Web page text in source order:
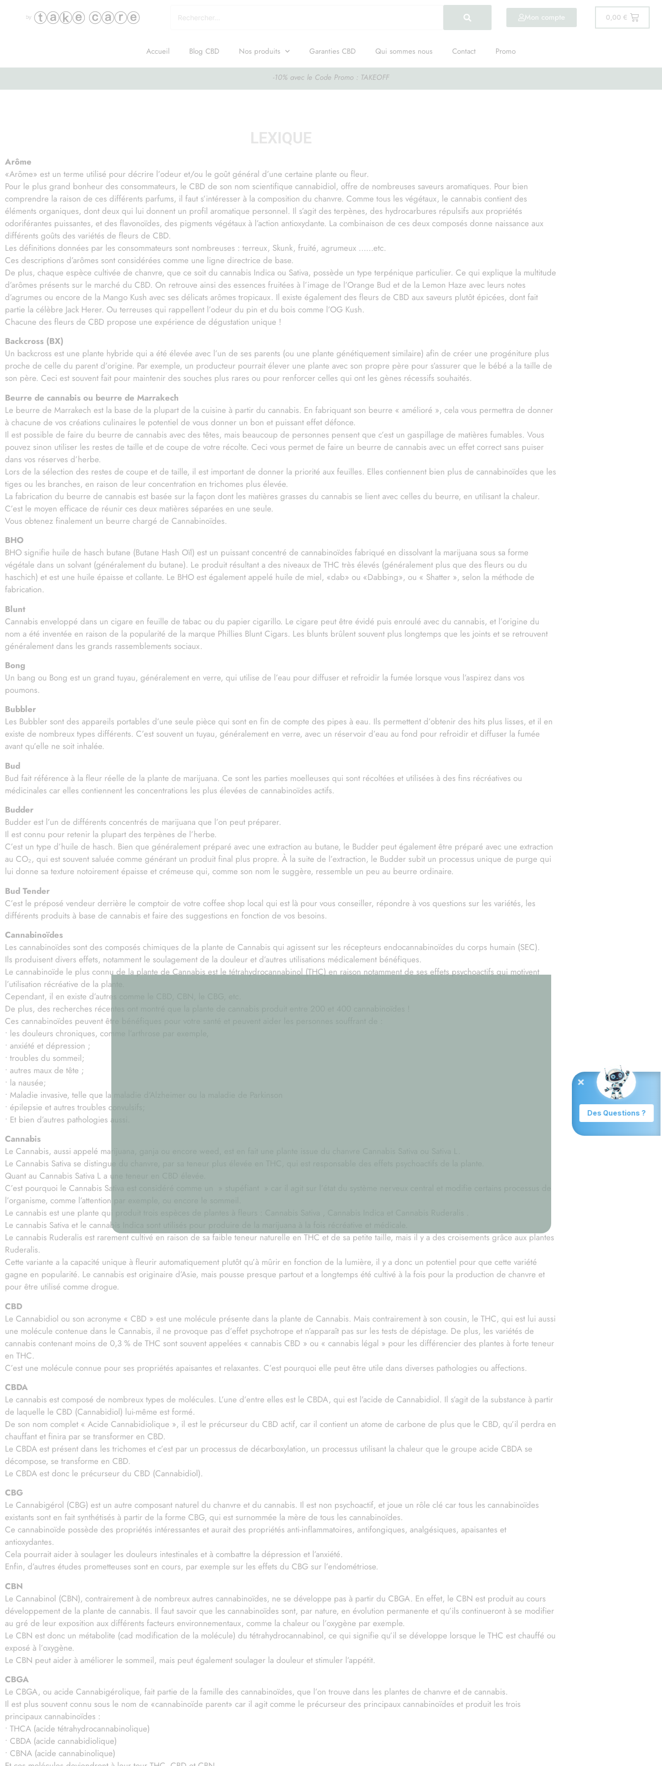
Mon compte 0,00 €
Accueil Blog CBD Nos produits Garanties CBD Qui sommes nous Contact Promo
-10% avec le Code Promo : TAKEOFF
LEXIQUE
Arôme
«Arôme» est un terme utilisé pour décrire l’odeur et/ou le goût général d’une certaine plante ou fleur.
Pour le plus grand bonheur des consommateurs, le CBD de son nom scientifique cannabidiol, offre de nombreuses saveurs aromatiques. Pour bien
comprendre la raison de ces différents parfums, il faut s’intéresser à la composition du chanvre. Comme tous les végétaux, le cannabis contient des
éléments organiques, dont deux qui lui donnent un profil aromatique personnel. Il s’agit des terpènes, des hydrocarbures répulsifs aux propriétés
odoriférantes puissantes, et des flavonoïdes, des pigments végétaux à l’action antioxydante. La combinaison de ces deux composés donne naissance aux
différents goûts des variétés de fleurs de CBD.
Les définitions données par les consommateurs sont nombreuses : terreux, Skunk, fruité, agrumeux ……etc.
Ces descriptions d’arômes sont considérées comme une ligne directrice de base.
De plus, chaque espèce cultivée de chanvre, que ce soit du cannabis Indica ou Sativa, possède un type terpénique particulier. Ce qui explique la multitude
d’arômes présents sur le marché du CBD. On retrouve ainsi des essences fruitées à l’image de l’Orange Bud et de la Lemon Haze avec leurs notes
d’agrumes ou encore de la Mango Kush avec ses délicats arômes tropicaux. Il existe également des fleurs de CBD aux saveurs plutôt épicées, dont fait
partie la célèbre Jack Herer. Ou terreuses qui rappellent l’odeur du pin et du bois comme l’OG Kush.
Chacune des fleurs de CBD propose une expérience de dégustation unique !
Backcross (BX)
Un backcross est une plante hybride qui a été élevée avec l’un de ses parents (ou une plante génétiquement similaire) afin de créer une progéniture plus
proche de celle du parent d’origine. Par exemple, un producteur pourrait élever une plante avec son propre père pour s’assurer que le bébé a la taille de
son père. Ceci est souvent fait pour maintenir des souches plus rares ou pour renforcer celles qui ont les gènes récessifs souhaités.
Beurre de cannabis ou beurre de Marrakech
Le beurre de Marrakech est la base de la plupart de la cuisine à partir du cannabis. En fabriquant son beurre « amélioré », cela vous permettra de donner
à chacune de vos créations culinaires le potentiel de vous donner un bon et puissant effet défonce.
Il est possible de faire du beurre de cannabis avec des têtes, mais beaucoup de personnes pensent que c’est un gaspillage de matières fumables. Vous
pouvez sinon utiliser les restes de taille et de coupe de votre récolte. Ceci vous permet de faire un beurre de cannabis avec un effet correct sans puiser
dans vos réserves d’herbe.
Lors de la sélection des restes de coupe et de taille, il est important de donner la priorité aux feuilles. Elles contiennent bien plus de cannabinoïdes que les
tiges ou les branches, en raison de leur concentration en trichomes plus élevée.
La fabrication du beurre de cannabis est basée sur la façon dont les matières grasses du cannabis se lient avec celles du beurre, en utilisant la chaleur.
C’est le moyen efficace de réunir ces deux matières séparées en une seule.
Vous obtenez finalement un beurre chargé de Cannabinoïdes.
BHO
BHO signifie huile de hasch butane (Butane Hash Oïl) est un puissant concentré de cannabinoïdes fabriqué en dissolvant la marijuana sous sa forme
végétale dans un solvant (généralement du butane). Le produit résultant a des niveaux de THC très élevés (généralement plus que des fleurs ou du
haschich) et est une huile épaisse et collante. Le BHO est également appelé huile de miel, «dab» ou «Dabbing», ou « Shatter », selon la méthode de
fabrication.
Blunt
Cannabis enveloppé dans un cigare en feuille de tabac ou du papier cigarillo. Le cigare peut être évidé puis enroulé avec du cannabis, et l’origine du
nom a été inventée en raison de la popularité de la marque Phillies Blunt Cigars. Les blunts brûlent souvent plus longtemps que les joints et se retrouvent
généralement dans les grands rassemblements sociaux.
Bong
Un bang ou Bong est un grand tuyau, généralement en verre, qui utilise de l’eau pour diffuser et refroidir la fumée lorsque vous l’aspirez dans vos
poumons.
Bubbler
Les Bubbler sont des appareils portables d’une seule pièce qui sont en fin de compte des pipes à eau. Ils permettent d’obtenir des hits plus lisses, et il en
existe de nombreux types différents. C’est souvent un tuyau, généralement en verre, avec un réservoir d’eau au fond pour refroidir et diffuser la fumée
avant qu’elle ne soit inhalée.
Bud
Bud fait référence à la fleur réelle de la plante de marijuana. Ce sont les parties moelleuses qui sont récoltées et utilisées à des fins récréatives ou
médicinales car elles contiennent les concentrations les plus élevées de cannabinoïdes actifs.
Budder
Budder est l’un de différents concentrés de marijuana que l’on peut préparer.
Il est connu pour retenir la plupart des terpènes de l’herbe.
C’est un type d’huile de hasch. Bien que généralement préparé avec une extraction au butane, le Budder peut également être préparé avec une extraction
au CO₂, qui est souvent saluée comme générant un produit final plus propre. À la suite de l’extraction, le Budder subit un processus unique de purge qui
lui donne sa texture notoirement épaisse et crémeuse qui, comme son nom le suggère, ressemble un peu au beurre ordinaire.
Bud Tender
C’est le préposé vendeur derrière le comptoir de votre coffee shop local qui est là pour vous conseiller, répondre à vos questions sur les variétés, les
différents produits à base de cannabis et faire des suggestions en fonction de vos besoins.
Cannabinoïdes
Les cannabinoïdes sont des composés chimiques de la plante de Cannabis qui agissent sur les récepteurs endocannabinoïdes du corps humain (SEC).
Ils produisent divers effets, notamment le soulagement de la douleur et d’autres utilisations médicalement bénéfiques.
Le cannabinoïde le plus connu de la plante de Cannabis est le tétrahydrocannabinol (THC) en raison notamment de ses effets psychoactifs qui motivent
l’utilisation récréative de la plante.
Cependant, il en existe d’autres comme le CBD, CBN, le CBG, etc.
De plus, des recherches récentes ont montré que la plante de cannabis produit entre 200 et 400 cannabinoïdes !
Ces cannabinoïdes peuvent être bénéfiques pour votre santé et peuvent aider les personnes souffrant de :
• les douleurs chroniques, comme l’arthrose par exemple,
• anxiété et dépression ;
• troubles du sommeil;
• autres maux de tête ;
• la nausée;
• Maladie invasive, telle que la maladie d’Alzheimer ou la maladie de Parkinson
• épilepsie et autres troubles convulsifs;
• Et bien d’autres pathologies aussi.
Cannabis
Le Cannabis, aussi appelé marijuana, ganja ou encore weed, est en fait une plante issue du chanvre Cannabis Sativa ou Sativa L.
Le Cannabis Sativa se distingue du chanvre, par sa teneur plus élevée en THC, qui est responsable des effets psychoactifs de la plante.
Quant au Cannabis Sativa L a une teneur en CBD élevée.
C’est pourquoi le Cannabis Sativa est considéré comme un » stupéfiant » car il agit sur l’état du système nerveux central et modifie certains processus de
l’organisme, comme l’attention par exemple, ou encore le sommeil.
Le cannabis est une plante qui produit trois espèces de plantes à fleurs : Cannabis Sativa , Cannabis Indica et Cannabis Ruderalis .
Le cannabis Sativa et le cannabis Indica sont utilisés pour produire de la marijuana à la fois récréative et médicale.
Le cannabis Ruderalis est rarement cultivé en raison de sa faible teneur naturelle en THC et de sa petite taille, mais il y a des croisements grâce aux plantes
Ruderalis.
Cette variante a la capacité unique à fleurir automatiquement plutôt qu’à mûrir en fonction de la lumière, il y a donc un potentiel pour que cette variété
gagne en popularité. Le cannabis est originaire d’Asie, mais pousse presque partout et a longtemps été cultivé à la fois pour la production de chanvre et
pour être utilisé comme drogue.
CBD
Le Cannabidiol ou son acronyme « CBD » est une molécule présente dans la plante de Cannabis. Mais contrairement à son cousin, le THC, qui est lui aussi
une molécule contenue dans le Cannabis, il ne provoque pas d’effet psychotrope et n’apparaît pas sur les tests de dépistage. De plus, les variétés de
cannabis contenant moins de 0,3 % de THC sont souvent appelées « cannabis CBD » ou « cannabis légal » pour les différencier des plantes à forte teneur
en THC.
C’est une molécule connue pour ses propriétés apaisantes et relaxantes. C’est pourquoi elle peut être utile dans diverses pathologies ou affections.
CBDA
Le cannabis est composé de nombreux types de molécules. L’une d’entre elles est le CBDA, qui est l’acide de Cannabidiol. Il s’agit de la substance à partir
de laquelle le CBD (Cannabidiol) lui-même est formé.
De son nom complet « Acide Cannabidiolique », il est le précurseur du CBD actif, car il contient un atome de carbone de plus que le CBD, qu’il perdra en
chauffant et finira par se transformer en CBD.
Le CBDA est présent dans les trichomes et c’est par un processus de décarboxylation, un processus utilisant la chaleur que le groupe acide CBDA se
décompose, se transforme en CBD.
Le CBDA est donc le précurseur du CBD (Cannabidiol).
CBG
Le Cannabigérol (CBG) est un autre composant naturel du chanvre et du cannabis. Il est non psychoactif, et joue un rôle clé car tous les cannabinoïdes
existants sont en fait synthétisés à partir de la forme CBG, qui est surnommée la mère de tous les cannabinoïdes.
Ce cannabinoïde possède des propriétés intéressantes et aurait des propriétés anti-inflammatoires, antifongiques, analgésiques, apaisantes et
antioxydantes.
Cela pourrait aider à soulager les douleurs intestinales et à combattre la dépression et l’anxiété.
Enfin, d’autres études prometteuses sont en cours, par exemple sur les effets du CBG sur l’endométriose.
CBN
Le Cannabinol (CBN), contrairement à de nombreux autres cannabinoïdes, ne se développe pas à partir du CBGA. En effet, le CBN est produit au cours
développement de la plante de cannabis. Il faut savoir que les cannabinoïdes sont, par nature, en évolution permanente et qu’ils continueront à se modifier
au gré de leur exposition aux différents facteurs environnementaux, comme la chaleur ou l’oxygène par exemple.
Le CBN est donc un métabolite (cad modification de la molécule) du tétrahydrocannabinol, ce qui signifie qu’il se développe lorsque le THC est chauffé ou
exposé à l’oxygène.
Le CBN peut aider à améliorer le sommeil, mais peut également soulager la douleur et stimuler l’appétit.
CBGA
Le CBGA, ou acide Cannabigérolique, fait partie de la famille des cannabinoïdes, que l’on trouve dans les plantes de chanvre et de cannabis.
Il est plus souvent connu sous le nom de «cannabinoïde parent» car il agit comme le précurseur des principaux cannabinoïdes et produit les trois
principaux cannabinoïdes :
• THCA (acide tétrahydrocannabinolique)
• CBDA (acide cannabidiolique)
• CBNA (acide cannabinolique)
Le service de livraison et la boutique sera fermé du samedi 1
durant cette période seront expédiées